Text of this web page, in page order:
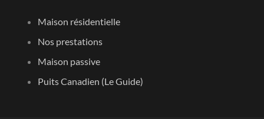
Maison résidentielle
Nos prestations
Maison passive
Puits Canadien (Le Guide)